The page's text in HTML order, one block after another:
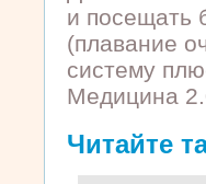
и посещать
(плавание
систему
Медицина
Читайте